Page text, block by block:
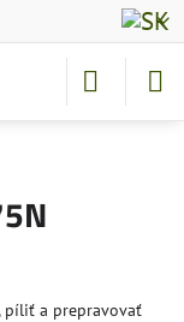
píliť a prepravovať